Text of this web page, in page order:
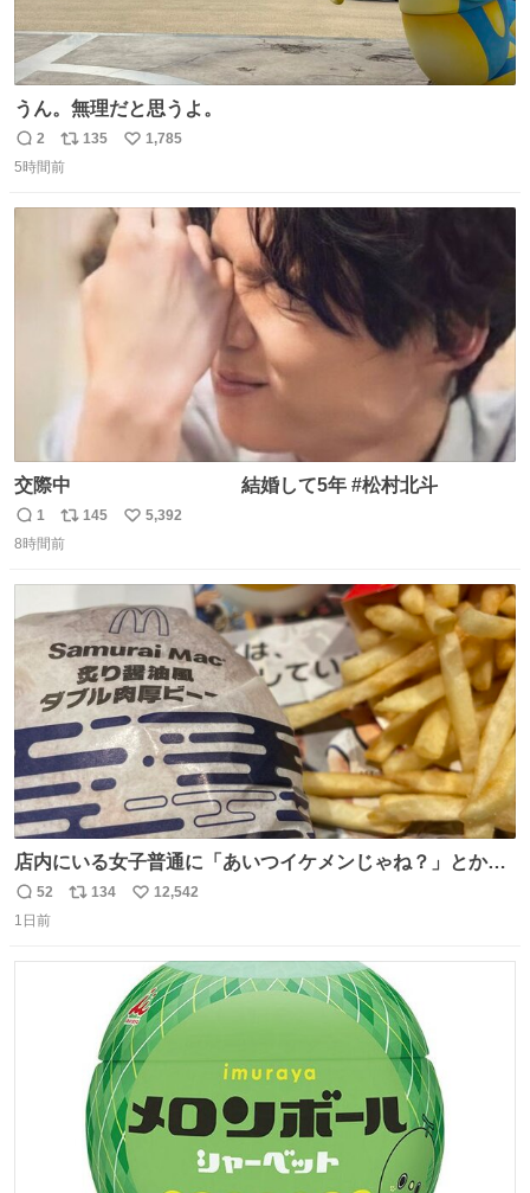
うん。無理だと思うよ。
返
信
2
リ
ポ
数
135
い
1,785
5時間前
交際中 結婚して5年 #松村北斗
返
信
1
リ
ポ
数
145
い
数
5,392
8時間前
店内にいる女子普通に「あいつイケメンじゃね？」とか
「スマホの持ち方きもw」とか大声で騒いでて怖い
返
信
52
リ
134
い
数
12,542
1日前